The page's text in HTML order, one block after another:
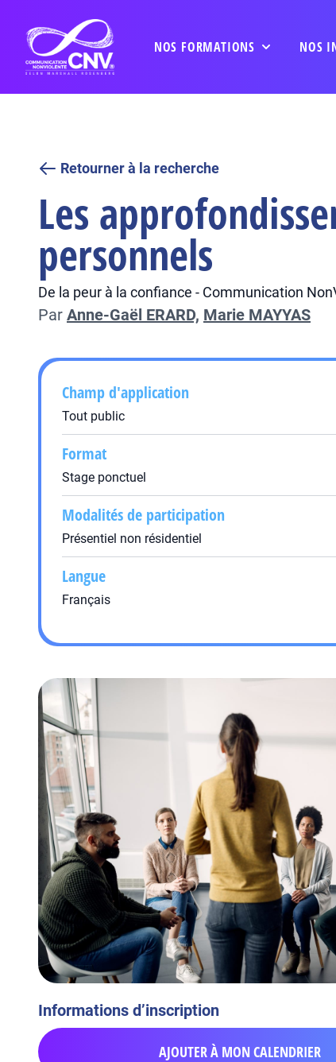
NOS FORMATIONS NOS
Retourner à la recherche
Les
personnels
De la peur à la confiance - Communication
Par Anne-Gaël ERARD, Marie MAYYAS
Champ d'application
Tout public
Format
Stage ponctuel
Modalités de participation
Présentiel non résidentiel
Langue
Français
Informations d’inscription
AJOUTER À MON CALENDRIER